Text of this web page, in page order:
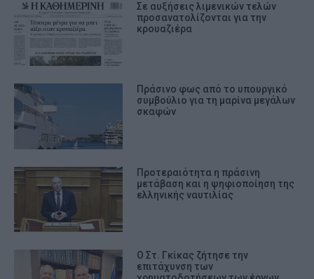
Σε αυξήσεις λιμενικών τελών
προσανατολίζονται για την
κρουαζιέρα
Πράσινο φως από το υπουργικό
συμβούλιο για τη μαρίνα μεγάλων
σκαφών
Προτεραιότητα η πράσινη
μετάβαση και η ψηφιοποίηση της
ελληνικής ναυτιλίας
Ο Στ. Γκίκας ζήτησε την
επιτάχυνση των